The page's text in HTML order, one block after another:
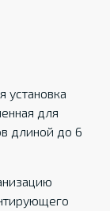
установка
для
длиной до 6